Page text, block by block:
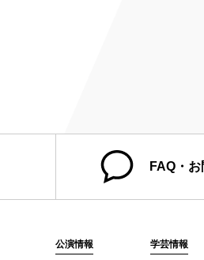
FAQ・
公演情報 学芸情報